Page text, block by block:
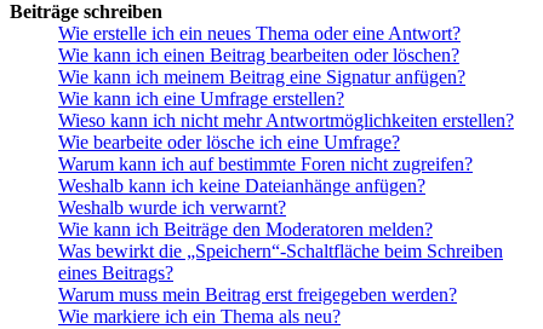
Beiträge schreiben
Wie erstelle ich ein neues Thema oder eine Antwort?
Wie kann ich einen Beitrag bearbeiten oder löschen?
Wie kann ich meinem Beitrag eine Signatur anfügen?
Wie kann ich eine Umfrage erstellen?
Wieso kann ich nicht mehr Antwortmöglichkeiten erstellen?
Wie bearbeite oder lösche ich eine Umfrage?
Warum kann ich auf bestimmte Foren nicht zugreifen?
Weshalb kann ich keine Dateianhänge anfügen?
Weshalb wurde ich verwarnt?
Wie kann ich Beiträge den Moderatoren melden?
Was bewirkt die „Speichern“-Schaltfläche beim Schreiben
eines Beitrags?
Warum muss mein Beitrag erst freigegeben werden?
Wie markiere ich ein Thema als neu?